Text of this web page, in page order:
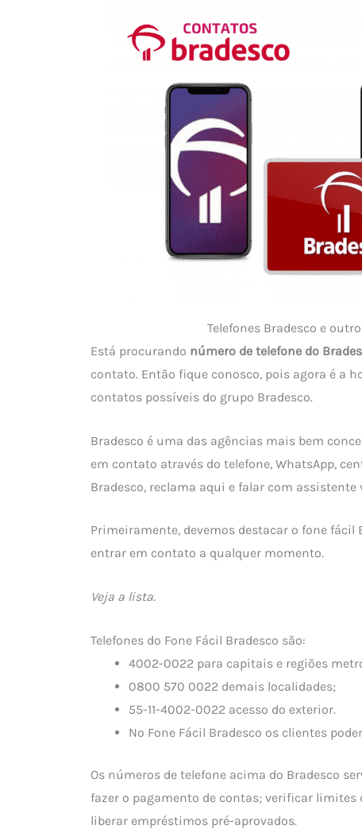
Telefones Bradesco e
Está procurando número de telefone do
contato. Então fique conosco, pois agora é a
contatos possíveis do grupo Bradesco.
Bradesco é uma das agências mais bem
em contato através do telefone, WhatsApp,
Bradesco, reclama aqui e falar com
Primeiramente, devemos destacar o fone fácil
entrar em contato a qualquer momento.
Veja a lista.
Telefones do Fone Fácil Bradesco são:
4002-0022 para capitais e regiões
0800 570 0022 demais localidades;
55-11-4002-0022 acesso do exterior.
No Fone Fácil Bradesco os clientes
Os números de telefone acima do Bradesco
fazer o pagamento de contas; verificar limites
liberar empréstimos pré-aprovados.